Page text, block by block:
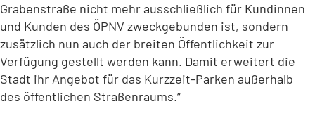
Grabenstraße nicht mehr ausschließlich für Kundinnen
und Kunden des ÖPNV zweckgebunden ist, sondern
zusätzlich nun auch der breiten Öffentlichkeit zur
Verfügung gestellt werden kann. Damit erweitert die
Stadt ihr Angebot für das Kurzzeit-Parken außerhalb
des öffentlichen Straßenraums.“